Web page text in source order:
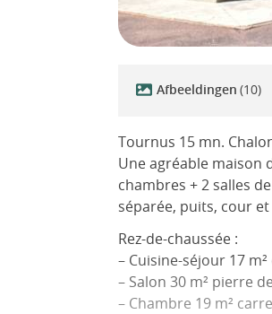
Afbeeldingen (10)
Tournus 15 mn.
Une agréable maison
chambres + 2 salles
séparée, puits, cour
Rez-de-chaussée :
– Cuisine-séjour 17
– Salon 30 m² pierre
– Chambre 19 m²